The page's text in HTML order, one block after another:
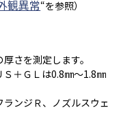
観異常“を参照）
さを測定します。
＋ＧＬは0.8㎜～1.8㎜
ンジＲ、ノズルスウェ